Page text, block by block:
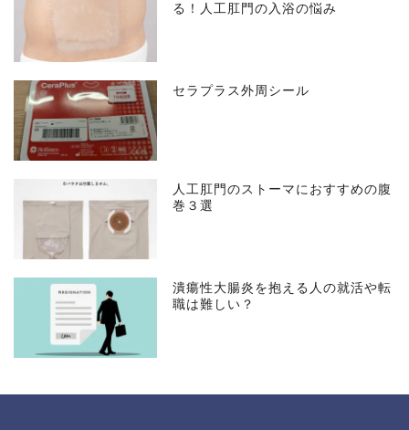
る！人工肛門の入浴の悩み
セラプラス外周シール
人工肛門のストーマにおすすめの腹
巻３選
潰瘍性大腸炎を抱える人の就活や転
職は難しい？